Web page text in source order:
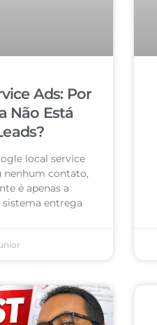
Ads: Por
Não Está
local service
nenhum contato,
é apenas a
entrega